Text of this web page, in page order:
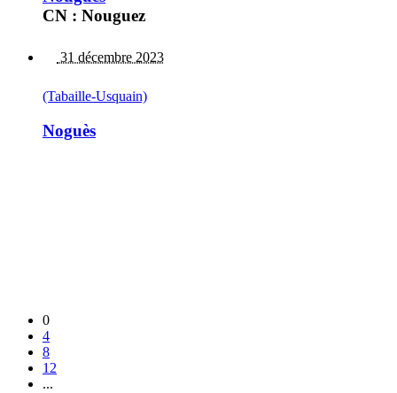
CN : Nouguez
31 décembre 2023
(Tabaille-Usquain)
Noguès
0
4
8
12
...